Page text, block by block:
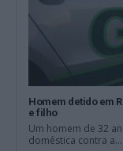
Homem detido em
e filho
Um homem de 32
doméstica contra a...